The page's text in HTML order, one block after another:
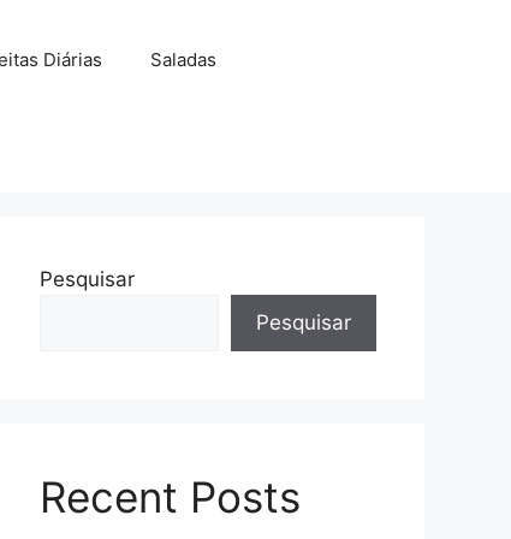
Diárias Saladas
Pesquisar
Pesquisar
Recent Posts